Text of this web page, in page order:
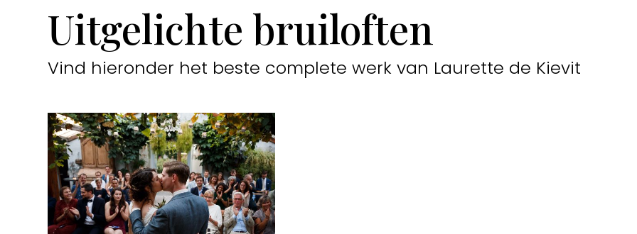
Uitgelichte bruiloften
Vind hieronder het beste complete werk van Laurette de Kievit